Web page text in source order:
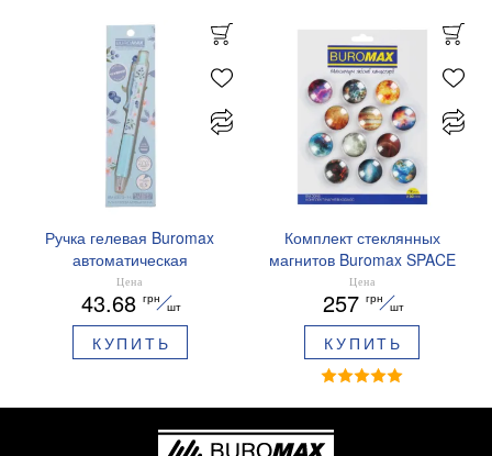
Ручка гелевая Buromax
автоматическая
ARABESKI 0.5 мм
ароматизированный грипп
синие чернила в блистере
BM.8379-02
Цена
43.68 грн
шт
КУПИТЬ
Комплект стеклянных
магнитов Buromax SPACE
12 шт 30 мм BM.0048
Цена
257 грн
шт
КУПИТЬ